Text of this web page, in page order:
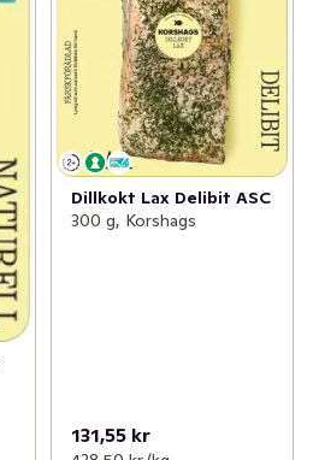
Dillkokt Lax Delibit ASC
300 g, Korshags
131,55 kr